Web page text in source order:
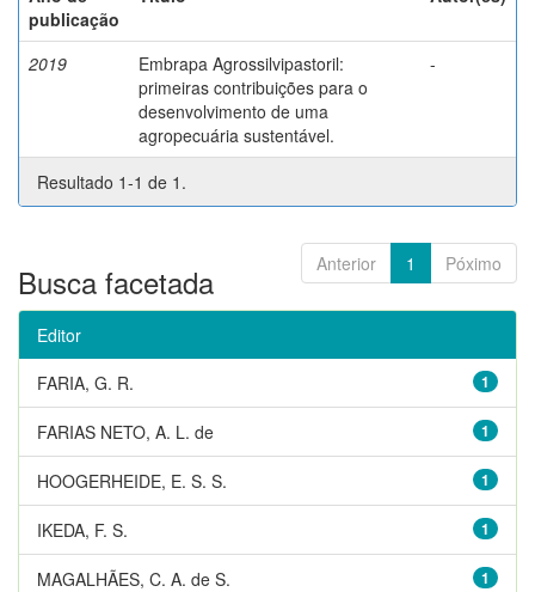
publicação
2019
Embrapa Agrossilvipastoril:
primeiras contribuições para o
desenvolvimento de uma
agropecuária sustentável.
-
Resultado 1-1 de 1.
Anterior 1 Póximo
Busca facetada
Editor
1
FARIA, G. R.
1
FARIAS NETO, A. L. de
1
HOOGERHEIDE, E. S. S.
1
IKEDA, F. S.
1
MAGALHÃES, C. A. de S.